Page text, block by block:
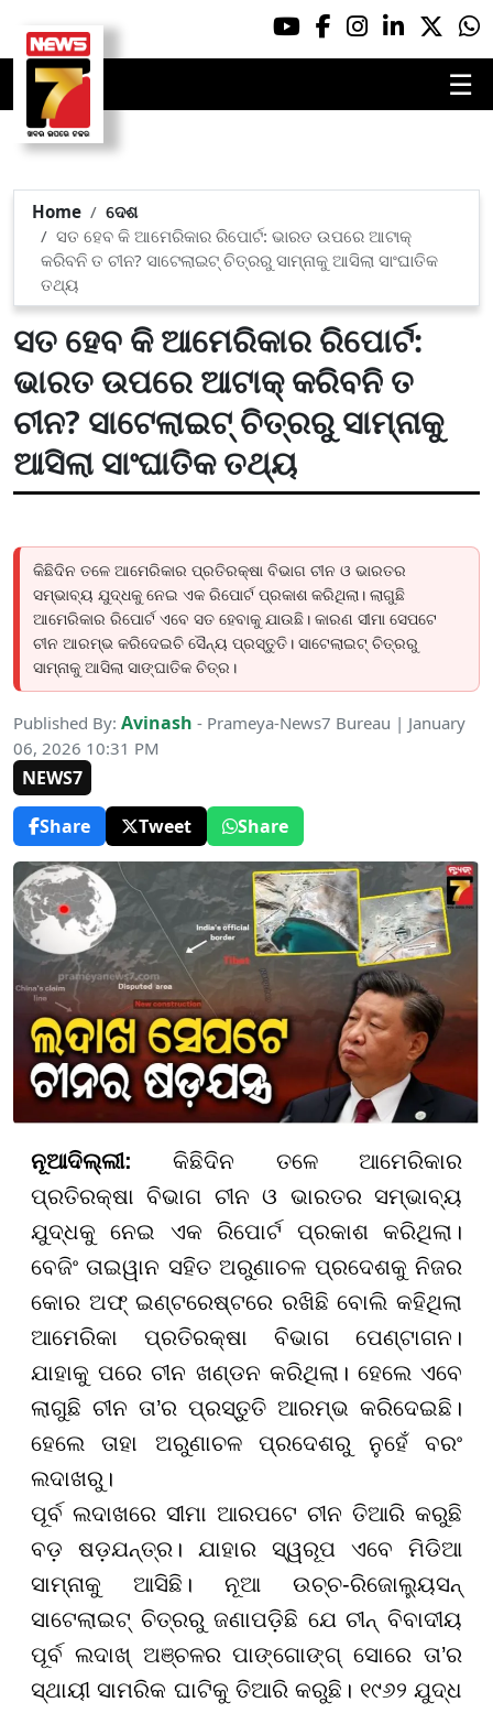
☰
Home
ଦେଶ
ସତ ହେବ କି ଆମେରିକାର ରିପୋର୍ଟ: ଭାରତ ଉପରେ ଆଟାକ୍
କରିବନି ତ ଚୀନ? ସାଟେଲାଇଟ୍ ଚିତ୍ରରୁ ସାମ୍ନାକୁ ଆସିଲା ସାଂଘାତିକ
ତଥ୍ୟ
ସତ ହେବ କି ଆମେରିକାର ରିପୋର୍ଟ:
ଭାରତ ଉପରେ ଆଟାକ୍ କରିବନି ତ
ଚୀନ? ସାଟେଲାଇଟ୍ ଚିତ୍ରରୁ ସାମ୍ନାକୁ
ଆସିଲା ସାଂଘାତିକ ତଥ୍ୟ
କିଛିଦିନ ତଳେ ଆମେରିକାର ପ୍ରତିରକ୍ଷା ବିଭାଗ ଚୀନ ଓ ଭାରତର
ସମ୍ଭାବ୍ୟ ଯୁଦ୍ଧକୁ ନେଇ ଏକ ରିପୋର୍ଟ ପ୍ରକାଶ କରିଥିଲା। ଲାଗୁଛି
ଆମେରିକାର ରିପୋର୍ଟ ଏବେ ସତ ହେବାକୁ ଯାଉଛି। କାରଣ ସୀମା ସେପଟେ
ଚୀନ ଆରମ୍ଭ କରିଦେଇଚି ସୈନ୍ୟ ପ୍ରସ୍ତୁତି। ସାଟେଲାଇଟ୍ ଚିତ୍ରରୁ
ସାମ୍ନାକୁ ଆସିଲା ସାଙ୍ଘାତିକ ଚିତ୍ର।
Published By: Avinash - Prameya-News7 Bureau | January
06, 2026 10:31 PM
NEWS7
Share
Tweet Share
ନୂଆଦିଲ୍ଲୀ:କିଛିଦିନ ତଳେ ଆମେରିକାର
ପ୍ରତିରକ୍ଷା ବିଭାଗ ଚୀନ ଓ ଭାରତର ସମ୍ଭାବ୍ୟ
ଯୁଦ୍ଧକୁ ନେଇ ଏକ ରିପୋର୍ଟ ପ୍ରକାଶ କରିଥିଲା।
ବେଜିଂ ତାଇୱାନ ସହିତ ଅରୁଣାଚଳ ପ୍ରଦେଶକୁ ନିଜର
କୋର ଅଫ୍ ଇଣ୍ଟରେଷ୍ଟରେ ରଖିଛି ବୋଲି କହିଥିଲା
ଆମେରିକା ପ୍ରତିରକ୍ଷା ବିଭାଗ ପେଣ୍ଟାଗନ।
ଯାହାକୁ ପରେ ଚୀନ ଖଣ୍ଡନ କରିଥିଲା। ହେଲେ ଏବେ
ଲାଗୁଛି ଚୀନ ତା’ର ପ୍ରସ୍ତୁତି ଆରମ୍ଭ କରିଦେଇଛି।
ହେଲେ ତାହା ଅରୁଣାଚଳ ପ୍ରଦେଶରୁ ନୁହେଁ ବରଂ
ଲଦାଖରୁ।
ପୂର୍ବ ଲଦାଖରେ ସୀମା ଆରପଟେ ଚୀନ ତିଆରି କରୁଛି
ବଡ଼ ଷଡ଼ଯନ୍ତ୍ର। ଯାହାର ସ୍ୱରୂପ ଏବେ ମିଡିଆ
ସାମ୍ନାକୁ ଆସିଛି। ନୂଆ ଉଚ୍ଚ-ରିଜୋଲ୍ୟୁସନ୍
ସାଟେଲାଇଟ୍ ଚିତ୍ରରୁ ଜଣାପଡ଼ିଛି ଯେ ଚୀନ୍ ବିବାଦୀୟ
ପୂର୍ବ ଲଦାଖ୍ ଅଞ୍ଚଳର ପାଙ୍ଗୋଙ୍ଗ୍ ସୋରେ ତା’ର
ସ୍ଥାୟୀ ସାମରିକ ଘାଟିକୁ ତିଆରି କରୁଛି। ୧୯୬୨ ଯୁଦ୍ଧ